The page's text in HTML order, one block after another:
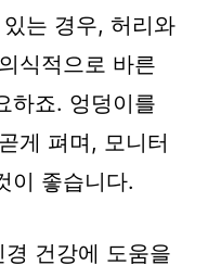
는 경우, 허리와
식적으로 바른
하죠. 엉덩이를
게 펴며, 모니터
이 좋습니다.
경 건강에 도움을